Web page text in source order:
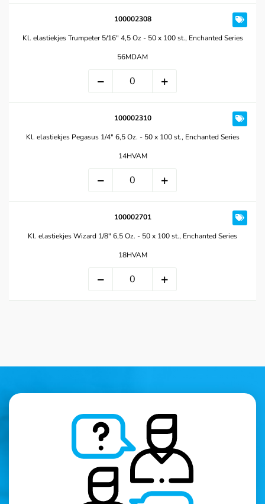
100002308
Kl. elastiekjes Trumpeter 5/16" 4,5 Oz - 50 x 100 st., Enchanted Series
56MDAM
100002310
Kl. elastiekjes Pegasus 1/4" 6,5 Oz. - 50 x 100 st., Enchanted Series
14HVAM
100002701
Kl. elastiekjes Wizard 1/8" 6,5 Oz. - 50 x 100 st., Enchanted Series
18HVAM